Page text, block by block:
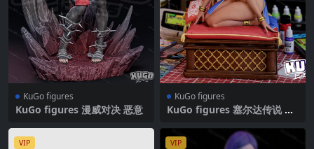
KuGo figures
KuGo figures 漫威对决 恶意
KuGo figures
KuGo figures 塞尔达传说 露
VIP VIP